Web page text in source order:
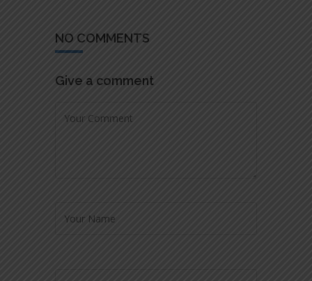
NO COMMENTS
Give a comment